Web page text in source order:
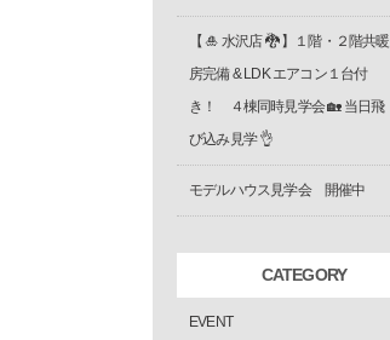
【 🎍 水沢店 🐉 】１階・２階共暖
房完備 & LDK エアコン１台付
き！ ４棟同時見学会 🏡 当日飛
び込み見学 👌
モデルハウス見学会 開催中
CATEGORY
EVENT